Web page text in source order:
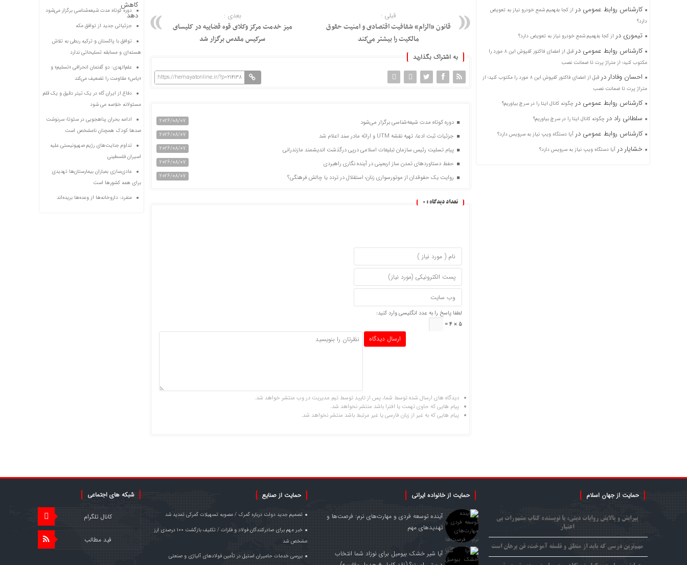
کارشناس روابط عمومی در از کجا بفهمیم شمع خودرو نیاز به تعویض
دارد؟
تیموری در از کجا بفهمیم شمع خودرو نیاز به تعویض دارد؟
کارشناس روابط عمومی در
قبل از امضای فاکتور کفپوش این ۸ مورد را
مکتوب کنید؛ از متراژ پرت تا ضمانت نصب
احسان وفادار در
قبل از امضای فاکتور کفپوش این ۸ مورد را مکتوب کنید؛ از
متراژ پرت تا ضمانت نصب
کارشناس روابط عمومی در چگونه کانال ایتا را در سرچ بیاوریم؟
سلطانی راد در چگونه کانال ایتا را در سرچ بیاوریم؟
کارشناس روابط عمومی در آیا دستگاه ویپ نیاز به سرویس دارد؟
خشایار در آیا دستگاه ویپ نیاز به سرویس دارد؟
بعدی :
میز خدمت مرکز وکلای قوه قضاییه در کلیسای
سرکیس مقدس برگزار شد
قبلی :
قانون «الزام» شفافیت اقتصادی و امنیت حقوق
مالکیت را بیشتر می‌کند
به اشتراک بگذارید
https://hemayatonline.ir/?p=214138
دوره کوتاه مدت شیعه‌شناسی برگزار می‌شود
2026/08/07
جزئیات ثبت ادعا، تهیه نقشه UTM و ارائه مادر سند اعلام شد
2026/08/07
پیام تسلیت رئیس سازمان تبلیغات اسلامی درپی درگذشت اندیشمند مازندرانی
2026/08/07
حفظ دستاوردهای تمدن ساز اربعینی در آینده نگاری راهبردی
2026/08/07
روایت یک حقوقدان از موتورسواری زنان؛ استقلال در تردد یا چالش فرهنگی؟
2026/08/07
تعداد دیدگاه : 0
لطفا پاسخ را به عدد انگلیسی وارد کنید:
5 × 4 =
دیدگاه های ارسال شده توسط شما، پس از تایید توسط تیم مدیریت در وب منتشر خواهد شد.
پیام هایی که حاوی تهمت یا افترا باشد منتشر نخواهد شد.
پیام هایی که به غیر از زبان فارسی یا غیر مرتبط باشد منتشر نخواهد شد.
دوره کوتاه مدت شیعه‌شناسی برگزار می‌شود
جزئیاتی جدید از توافق مکه
توافق با پاکستان و ترکیه ربطی به تلاش
هسته‌ای و مسابقه تسلیحاتی ندارد
علم‌الهدی: دو گفتمان انحرافی «تسلیم» و
«یاس» مقاومت را تضعیف می‌کند
دفاع از ایران گاه در یک تیتر دقیق و یک قلم
مسئولانه خلاصه می شود
ادامه بحران پناهجویی در سئوتا؛ سرنوشت
صدها کودک همچنان نامشخص است
تداوم جنایت‌های رژیم صهیونیستی علیه
اسیران فلسطینی
عادی‌سازی بمباران بیمارستان‌ها تهدیدی
برای همه کشورها است
منفرد: داروخانه‌ها از وعده‌ها بریده‌اند
حمایت از جهان اسلام
پیرایش و پالایش روایات دینی، با نویسنده کتاب مشهورات بی
اعتبار
مهم‌ترین درسی که باید از منطق و فلسفه آموخت، فن برهان است
حمایت از خانواده ایرانی
آینده توسعه فردی و مهارت‌های نرم: فرصت‌ها و
تهدیدهای مهم
آیا شیر خشک بیومیل برای نوزاد شما انتخاب
حمایت از صنایع
تصمیم جدید دولت درباره گمرک / مصوبه تسهیلات گمرکی تمدید شد
خبر مهم برای صادرکنندگان فولاد و فلزات / تکلیف بازگشت ۱۰۰ درصدی ارز
مشخص شد
بررسی خدمات حامیران استیل در تأمین فولادهای آلیاژی و صنعتی
شبکه های اجتماعی
کانال تلگرام
فید مطالب